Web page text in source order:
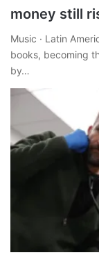
money still
Music · Latin
books, becoming
by…